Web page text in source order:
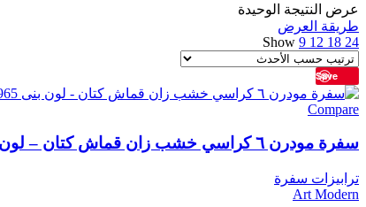
عرض النتيجة الوحيدة
طريقة العرض
Show 9 12 18 24
Save
Compare
سفرة مودرن ٦ كراسي خشب زان قماش كتان – لون بنى ART175965
ترابيزات سفرة
Art Modern